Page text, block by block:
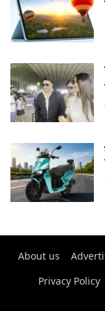
About us
Privacy Policy